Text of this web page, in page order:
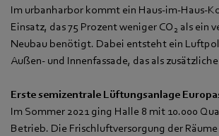
Im urbanharbor kommt ein Haus-im-Haus-
Einsatz, das 75 Prozent weniger CO 2 als ein
Neubau benötigt. Dabei entsteht ein
Außen- und Innenfassade, das als
Erste semizentrale Lüftungsanlage
Im Sommer 2021 ging Halle 8 mit 10.000
Betrieb. Die Frischluftversorgung der